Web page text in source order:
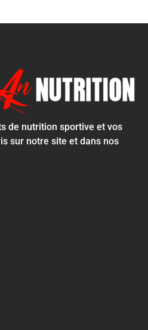
de nutrition sportive et vos
sur notre site et dans nos